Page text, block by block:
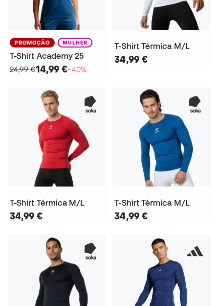
PROMOÇÃO MULHER
T-Shirt Academy 25
24,99 €14,99 €−40%
T-Shirt Térmica M/L
34,99 €
T-Shirt Térmica M/L
34,99 €
T-Shirt Térmica M/L
34,99 €